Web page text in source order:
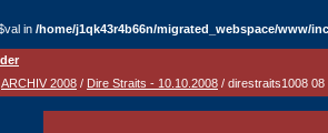
in /home/j1qk43r4b66n/migrated_webspace/www/
ARCHIV 2008 / Dire Straits - 10.10.2008 / direstraits1008 08